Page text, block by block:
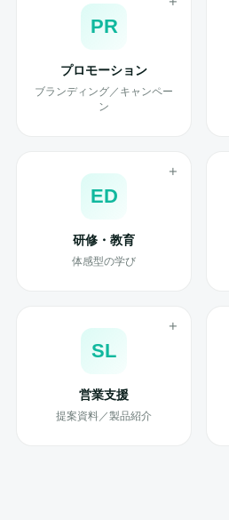
PR
プロモーション
ブランディング／キャンペー
ン
ED
研修・教育
体感型の学び
SL
営業支援
提案資料／製品紹介